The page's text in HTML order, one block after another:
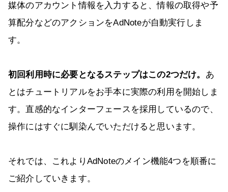
媒体のアカウント情報を入力すると、情報の取得や予
算配分などのアクションをAdNoteが自動実行しま
す。
初回利用時に必要となるステップはこの2つだけ。 あ
とはチュートリアルをお手本に実際の利用を開始しま
す。直感的なインターフェースを採用しているので、
操作にはすぐに馴染んでいただけると思います。
それでは、これよりAdNoteのメイン機能4つを順番に
ご紹介していきます。